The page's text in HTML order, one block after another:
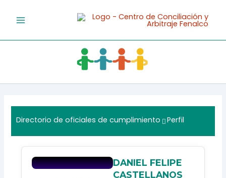
Directorio de oficiales de cumplimiento Perfil
DANIEL FELIPE
CASTELLANOS